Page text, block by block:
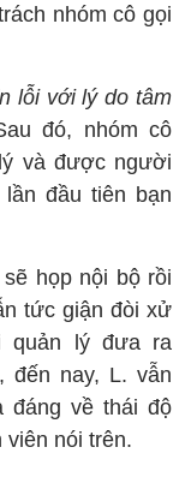
nhóm cô gọi
lỗi với lý do tâm
đó, nhóm cô
và được người
đầu tiên bạn
họp nội bộ rồi
tức giận đòi xử
quản lý đưa ra
đến nay, L. vẫn
đáng về thái độ
nói trên.